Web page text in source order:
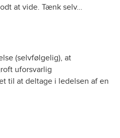
at vide. Tænk selv…
(selvfølgelig), at
uforsvarlig
til at deltage i ledelsen af en